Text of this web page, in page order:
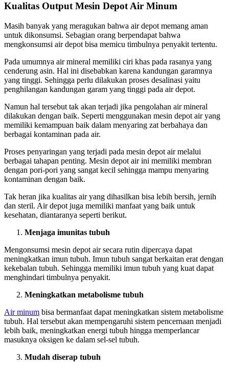
Kualitas Output Mesin Depot Air Minum
Masih banyak yang meragukan bahwa air depot memang aman
untuk dikonsumsi. Sebagian orang berpendapat bahwa
mengkonsumsi air depot bisa memicu timbulnya penyakit tertentu.
Pada umumnya air mineral memiliki ciri khas pada rasanya yang
cenderung asin. Hal ini disebabkan karena kandungan garamnya
yang tinggi. Sehingga perlu dilakukan proses desalinasi yaitu
penghilangan kandungan garam yang tinggi pada air depot.
Namun hal tersebut tak akan terjadi jika pengolahan air mineral
dilakukan dengan baik. Seperti menggunakan mesin depot air yang
memiliki kemampuan baik dalam menyaring zat berbahaya dan
berbagai kontaminan pada air.
Proses penyaringan yang terjadi pada mesin depot air melalui
berbagai tahapan penting. Mesin depot air ini memiliki membran
dengan pori-pori yang sangat kecil sehingga mampu menyaring
kontaminan dengan baik.
Tak heran jika kualitas air yang dihasilkan bisa lebih bersih, jernih
dan steril. Air depot juga memiliki manfaat yang baik untuk
kesehatan, diantaranya seperti berikut.
Menjaga imunitas tubuh
Mengonsumsi mesin depot air secara rutin dipercaya dapat
meningkatkan imun tubuh. Imun tubuh sangat berkaitan erat dengan
kekebalan tubuh. Sehingga memiliki imun tubuh yang kuat dapat
menghindari timbulnya penyakit.
Meningkatkan metabolisme tubuh
Air minum bisa bermanfaat dapat meningkatkan sistem metabolisme
tubuh. Hal tersebut akan mempengaruhi sistem pencernaan menjadi
lebih baik, meningkatkan energi tubuh hingga memperlancar
masuknya oksigen ke dalam sel-sel tubuh.
Mudah diserap tubuh